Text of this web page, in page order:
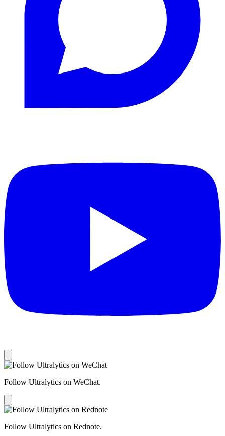
Follow Ultralytics on WeChat.
Follow Ultralytics on Rednote.